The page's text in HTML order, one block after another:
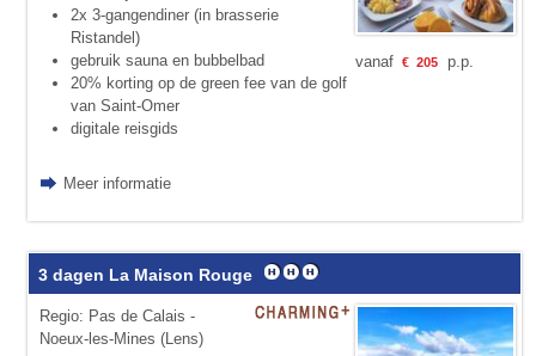
2x 3-gangendiner (in brasserie
Ristandel)
gebruik sauna en bubbelbad
20% korting op de green fee van de golf
van Saint-Omer
digitale reisgids
Meer informatie
vanaf € 205p.p.
3 dagen La Maison Rouge
Regio: Pas de Calais -
Noeux-les-Mines (Lens)